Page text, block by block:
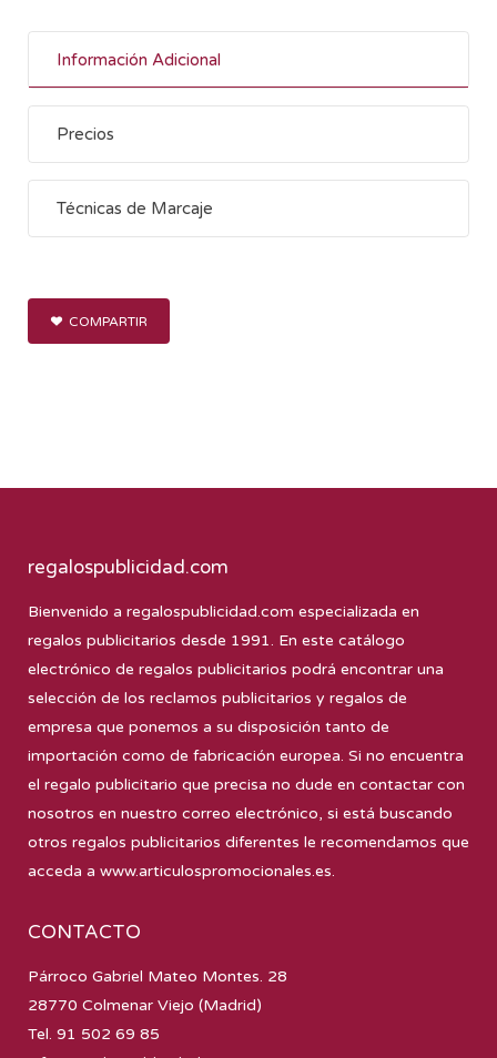
Información Adicional
Precios
Técnicas de Marcaje
COMPARTIR
regalospublicidad.com
Bienvenido a regalospublicidad.com especializada en
regalos publicitarios desde 1991. En este catálogo
electrónico de regalos publicitarios podrá encontrar una
selección de los reclamos publicitarios y regalos de
empresa que ponemos a su disposición tanto de
importación como de fabricación europea. Si no encuentra
el regalo publicitario que precisa no dude en contactar con
nosotros en nuestro correo electrónico, si está buscando
otros regalos publicitarios diferentes le recomendamos que
acceda a www.articulospromocionales.es.
CONTACTO
Párroco Gabriel Mateo Montes. 28
28770 Colmenar Viejo (Madrid)
Tel. 91 502 69 85